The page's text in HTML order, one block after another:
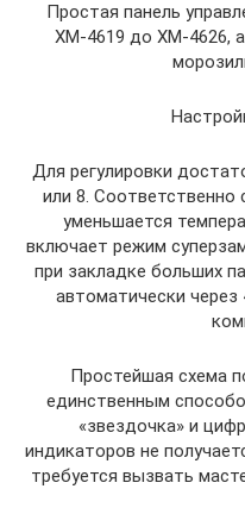
Простая панель
ХМ-4619 до ХМ-4626,
Для регулировки
или 8. Соответственно
уменьшается
включает режим
при закладке больших
автоматически через
Простейшая схема
единственным
«звездочка» и
индикаторов не
требуется вызвать